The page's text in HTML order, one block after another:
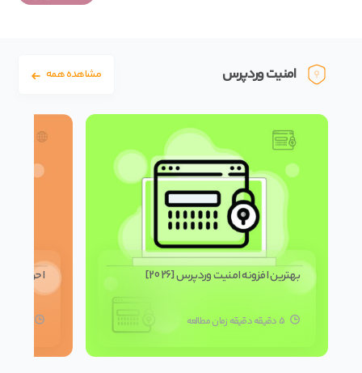
امنیت وردپرس مشاهده همه
بهترین افزونه امنیت وردپرس [2026]
5 دقیقه دقیقه زمان مطالعه
احراز هویت